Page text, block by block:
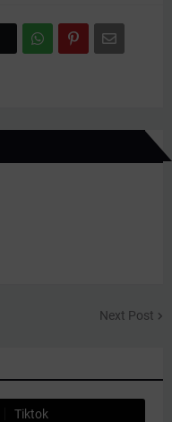
Next Post
Tiktok